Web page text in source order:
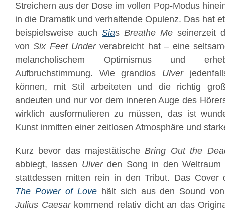
Streichern aus der Dose im vollen Pop-Modus
in die Dramatik und verhaltende Opulenz. Das hat
beispielsweise auch Sias Breathe Me seinerzeit
vonSix Feet Underverabreicht hat – eine
melancholischem Optimismus und
Aufbruchstimmung. Wie grandios Ulver
können, mit Stil arbeiteten und die richtig
andeuten und nur vor dem inneren Auge des
wirklich ausformulieren zu müssen, das ist
Kunst inmitten einer zeitlosen Atmosphäre und
Kurz bevor das majestätischeBring Out the
abbiegt, lassen Ulverden Song in den Weltraum
stattdessen mitten rein in den Tribut. Das Cover
The Power of Lovehält sich aus den Sound
Julius Caesarkommend relativ dicht an das